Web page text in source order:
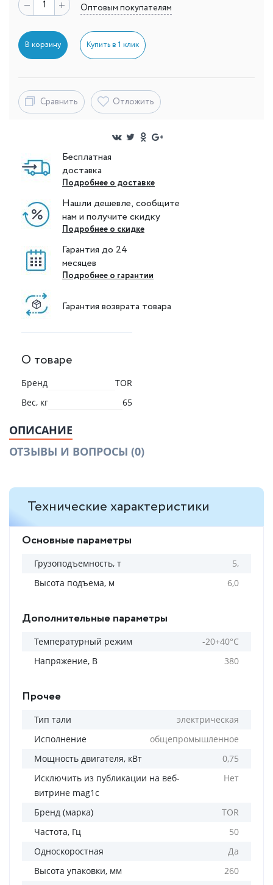
Оптовым покупателям
В корзину Купить в 1 клик
Сравнить Отложить
Бесплатная
доставка
Подробнее о доставке
Нашли дешевле, сообщите
нам и получите скидку
Подробнее о скидке
Гарантия до 24
месяцев
Подробнее о гарантии
Гарантия возврата товара
О товаре
Бренд
TOR
Вес, кг
65
ОПИСАНИЕ
ОТЗЫВЫ И ВОПРОСЫ (0)
Технические характеристики
Основные параметры
Грузоподъемность, т
5,
Высота подъема, м
6,0
Дополнительные параметры
Температурный режим
-20+40°С
Напряжение, В
380
Прочее
Тип тали
электрическая
Исполнение
общепромышленное
Мощность двигателя, кВт
0,75
Исключить из публикации на веб-
витрине mag1c
Нет
Бренд (марка)
TOR
Частота, Гц
50
Односкоростная
Да
Высота упаковки, мм
260